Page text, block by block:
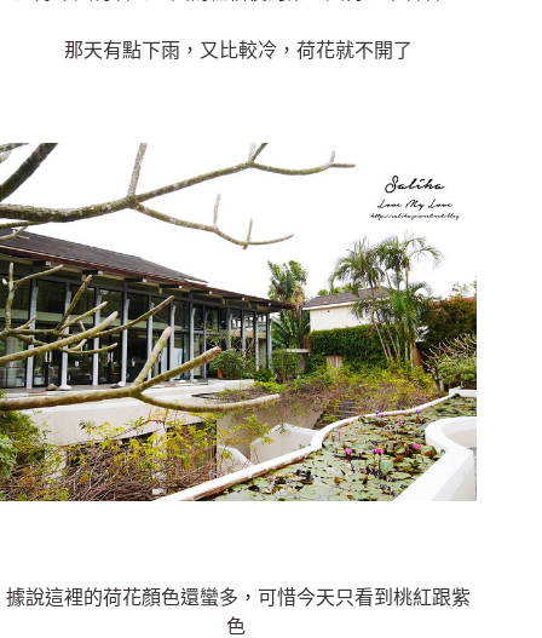
那天有點下雨，又比較冷，荷花就不開了
據說這裡的荷花顏色還蠻多，可惜今天只看到桃紅跟紫
色